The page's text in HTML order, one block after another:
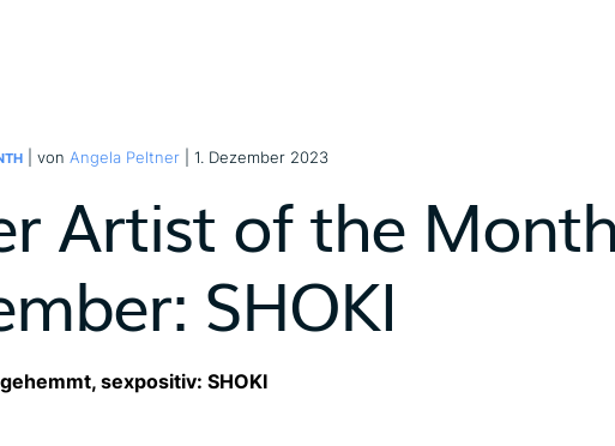
| von Angela Peltner | 1. Dezember 2023
Artist of the
SHOKI
sexpositiv: SHOKI